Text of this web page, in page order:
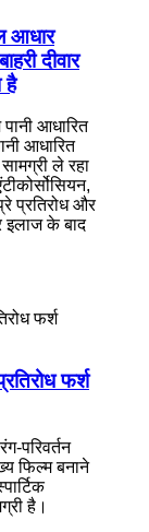
आधार
दीवार
है
आधारित
आधारित
ले रहा
प्रतिरोध और
इलाज के बाद
फर्श
परिवर्तन
फिल्म बनाने
है।